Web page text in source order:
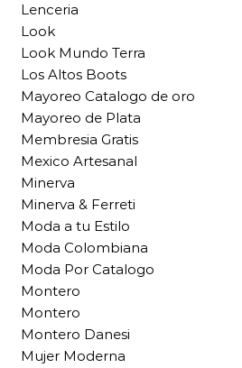
Lenceria
Look
Look Mundo Terra
Los Altos Boots
Mayoreo Catalogo de oro
Mayoreo de Plata
Membresia Gratis
Mexico Artesanal
Minerva
Minerva & Ferreti
Moda a tu Estilo
Moda Colombiana
Moda Por Catalogo
Montero
Montero
Montero Danesi
Mujer Moderna